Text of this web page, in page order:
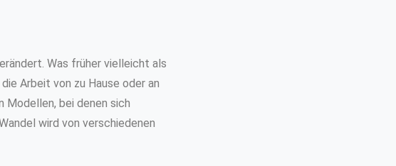
Was früher vielleicht als
Arbeit von zu Hause oder an
Modellen, bei denen sich
wird von verschiedenen